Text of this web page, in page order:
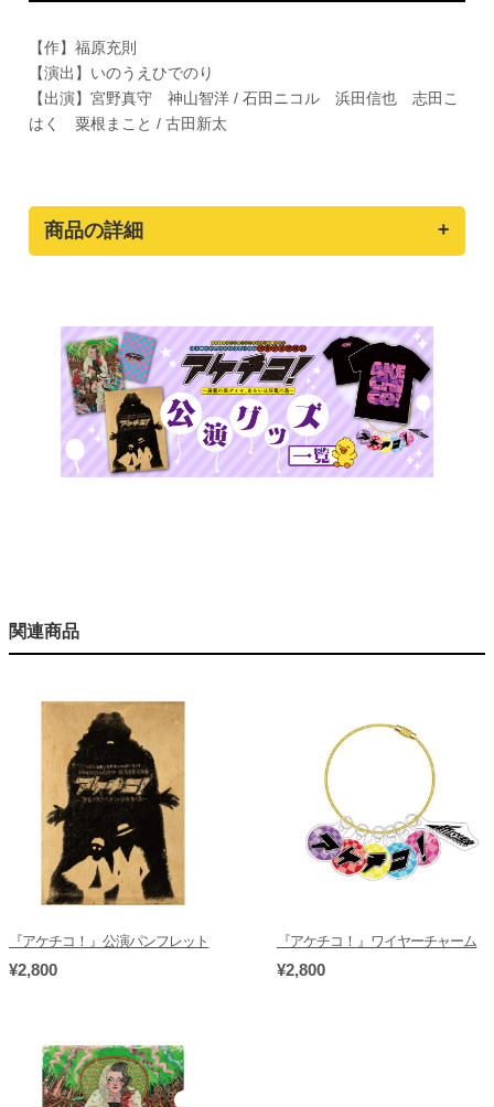
【作】福原充則
【演出】いのうえひでのり
【出演】宮野真守 神山智洋 / 石田ニコル 浜田信也 志田こ
はく 粟根まこと / 古田新太
商品の詳細
関連商品
『アケチコ！』公演パンフレット
¥2,800
『アケチコ！』ワイヤーチャーム
¥2,800